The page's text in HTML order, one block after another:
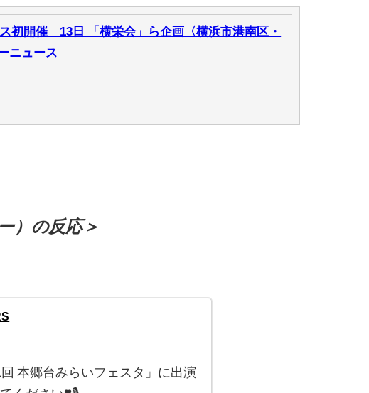
初開催 13日 「横栄会」ら企画〈横浜市港南区・
ニュース
）の反応＞
本郷台みらいフェスタ」に出演